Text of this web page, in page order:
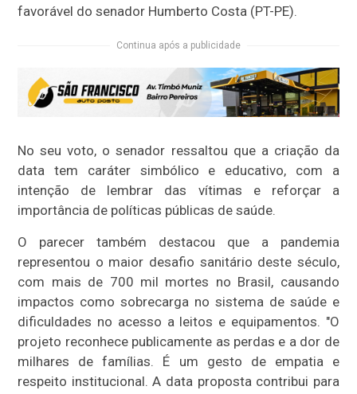
favorável do senador Humberto Costa (PT-PE).
Continua após a publicidade
No seu voto, o senador ressaltou que a criação da
data tem caráter simbólico e educativo, com a
intenção de lembrar das vítimas e reforçar a
importância de políticas públicas de saúde.
O parecer também destacou que a pandemia
representou o maior desafio sanitário deste século,
com mais de 700 mil mortes no Brasil, causando
impactos como sobrecarga no sistema de saúde e
dificuldades no acesso a leitos e equipamentos. "O
projeto reconhece publicamente as perdas e a dor de
milhares de famílias. É um gesto de empatia e
respeito institucional. A data proposta contribui para